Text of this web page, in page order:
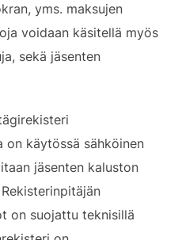
yms. maksujen
voidaan käsitellä myös
sekä jäsenten
on käytössä sähköinen
jäsenten kaluston
on suojattu teknisillä